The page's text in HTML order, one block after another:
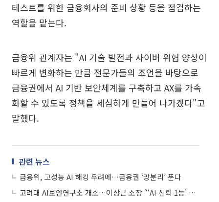
테스트를 위한 금융회사의 준비 상황 등을 점검하는
역할을 맡는다.
금융위 관계자는 "AI 기술 발전과 사이버 위협 양상이
빠르게 변화하는 만큼 전문가들의 조언을 바탕으로
금융권에서 AI 기반 보안체계를 구축하고 AX를 가속
화할 수 있도록 정책을 세심하게 만들어 나가겠다"고
말했다.
관련 뉴스
금융위, 고성능 AI 해킹 우려에…금융권 ‘망분리’ 푼다
고려대 AI보안연구소 개소…이상근 소장 “‘AI 신뢰 1등’ 달성해야”